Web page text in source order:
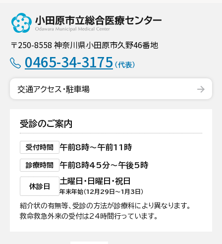
〒250-8558 神奈川県小田原市久野46番地
0465-34-3175 （代表）
交通アクセス・駐車場
受診のご案内
受付時間 午前8時〜午前11時
診療時間 午前8時45分〜午後5時
休診日
土曜日・日曜日・祝日
年末年始（12月29日〜1月3日）
紹介状の有無等、受診の方法が診療科により異なります。
救命救急外来の受付は24時間行っています。